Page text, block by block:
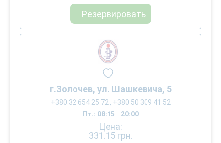
Резервировать
г.Золочев, ул. Шашкевича, 5
+380 32 654 25 72 , +380 50 309 41 52
Пт.: 08:15 - 20:00
Цена:
331.15 грн.